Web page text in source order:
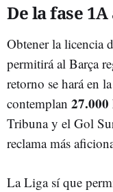
De la fase 1A
Obtener la licencia
permitirá al Barça
retorno se hará en la
contemplan
Tribuna y el Gol
reclama más
La Liga sí que